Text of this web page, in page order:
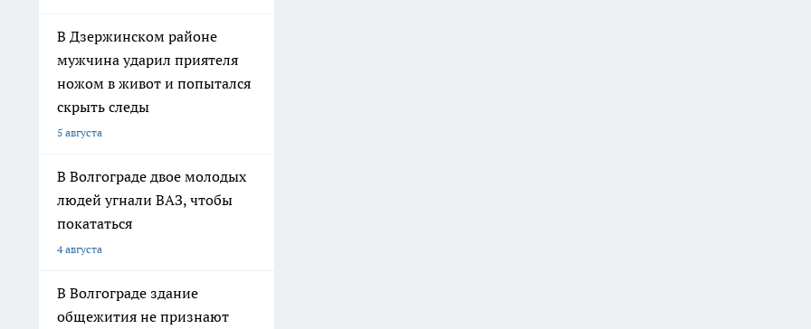
В Дзержинском районе
мужчина ударил приятеля
ножом в живот и попытался
скрыть следы
5 августа
В Волгограде двое молодых
людей угнали ВАЗ, чтобы
покататься
4 августа
В Волгограде здание
общежития не признают